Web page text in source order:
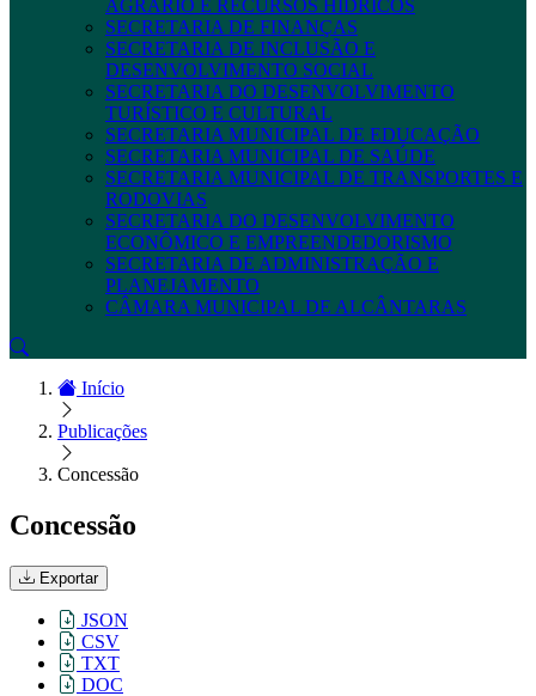
AGRÁRIO E RECURSOS HÍDRICOS
SECRETARIA DE FINANÇAS
SECRETARIA DE INCLUSÃO E
DESENVOLVIMENTO SOCIAL
SECRETARIA DO DESENVOLVIMENTO
TURÍSTICO E CULTURAL
SECRETARIA MUNICIPAL DE EDUCAÇÃO
SECRETARIA MUNICIPAL DE SAÚDE
SECRETARIA MUNICIPAL DE TRANSPORTES E
RODOVIAS
SECRETARIA DO DESENVOLVIMENTO
ECONÔMICO E EMPREENDEDORISMO
SECRETARIA DE ADMINISTRAÇÃO E
PLANEJAMENTO
CÂMARA MUNICIPAL DE ALCÂNTARAS
Início
Publicações
Concessão
Concessão
Exportar
JSON
CSV
TXT
DOC